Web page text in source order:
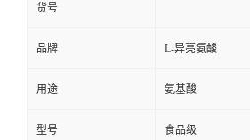
货号
品牌 L-异亮氨酸
用途 氨基酸
型号 食品级